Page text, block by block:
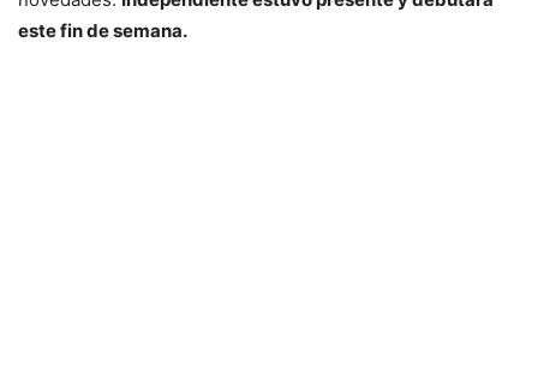
este fin de semana.